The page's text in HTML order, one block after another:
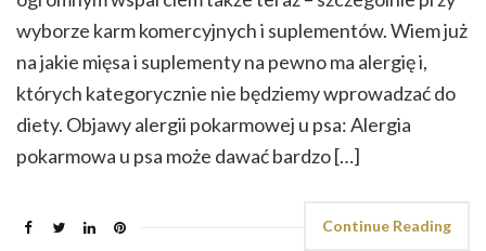
wyborze karm komercyjnych i suplementów. Wiem już
na jakie mięsa i suplementy na pewno ma alergię i,
których kategorycznie nie będziemy wprowadzać do
diety. Objawy alergii pokarmowej u psa: Alergia
pokarmowa u psa może dawać bardzo […]
Continue Reading